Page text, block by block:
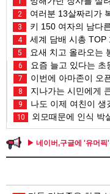
2 여러분 13살짜리가 복
3 키 150 여자의 남다
4 세계 담배 시총 TOP
5 요새 치고 올라오는
6 요즘 늘고 있다는 초
7 이번에 아마존이 오
8 지나가는 시민에게
9 나도 이제 여친이 생
10 외모때문에 인식 박
▶ 네이버,구글에 '유머픽